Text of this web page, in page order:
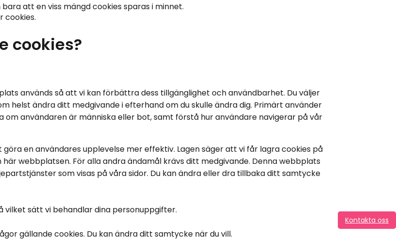
Kontakta oss
att en viss mängd cookies sparas i minnet.
cookies.
cookies?
används så att vi kan förbättra dess tillgänglighet och användbarhet. Du väljer
helst ändra ditt medgivande i efterhand om du skulle ändra dig. Primärt använder
användaren är människa eller bot, samt förstå hur användare navigerar på vår
en användares upplevelse mer effektiv. Lagen säger att vi får lagra cookies på
webbplatsen. För alla andra ändamål krävs ditt medgivande. Denna webbplats
som visas på våra sidor. Du kan ändra eller dra tillbaka ditt samtycke
vilket sätt vi behandlar dina personuppgifter.
gällande cookies. Du kan ändra ditt samtycke när du vill.